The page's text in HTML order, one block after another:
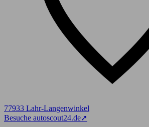
77933 Lahr-Langenwinkel
Besuche autoscout24.de➚